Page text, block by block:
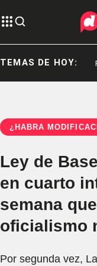
TEMAS DE HOY:
REPRESIÓN
¿HABRÁ
Ley de
en cuarto
semana
oficialismo
Por segunda vez,